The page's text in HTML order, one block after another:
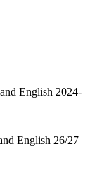
English 2024-
English 26/27